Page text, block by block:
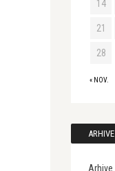
« NOV.
14
21
28
ARHIVE
Arhive